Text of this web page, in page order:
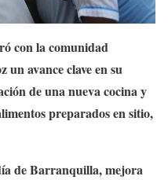
con la comunidad
avance clave en su
de una nueva cocina y
preparados en sitio,
de Barranquilla, mejora